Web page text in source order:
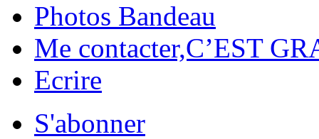
Photos Bandeau
Me contacter,C’EST
Ecrire
S'abonner